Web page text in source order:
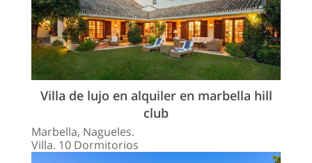
Villa de lujo en alquiler en marbella hill
club
Marbella, Nagueles.
Villa. 10 Dormitorios